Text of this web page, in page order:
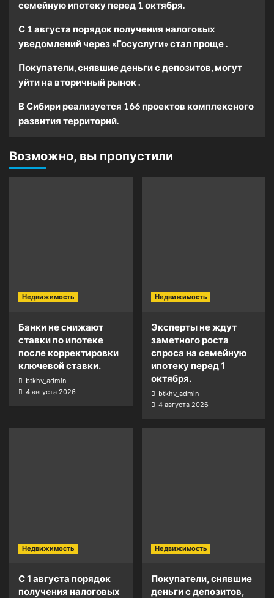
семейную ипотеку перед 1 октября.
С 1 августа порядок получения налоговых
уведомлений через «Госуслуги» стал проще .
Покупатели, снявшие деньги с депозитов, могут
уйти на вторичный рынок .
В Сибири реализуется 166 проектов комплексного
развития территорий.
Возможно, вы пропустили
Недвижимость
Банки не снижают
ставки по ипотеке
после корректировки
ключевой ставки.
btkhv_admin
4 августа 2026
Недвижимость
Эксперты не ждут
заметного роста
спроса на семейную
ипотеку перед 1
октября.
btkhv_admin
4 августа 2026
Недвижимость
С 1 августа порядок
получения налоговых
Недвижимость
Покупатели, снявшие
деньги с депозитов,